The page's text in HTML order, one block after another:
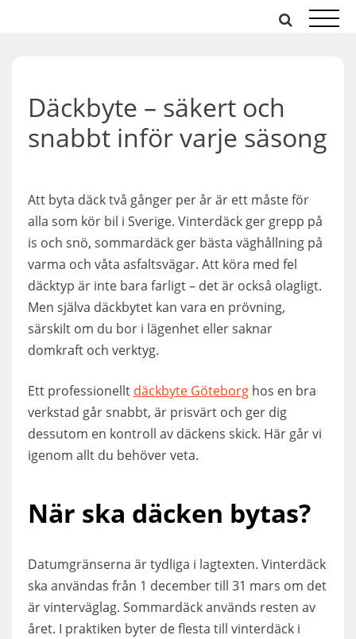
Däckbyte – säkert och
snabbt inför varje säsong
Att byta däck två gånger per år är ett måste för
alla som kör bil i Sverige. Vinterdäck ger grepp på
is och snö, sommardäck ger bästa väghållning på
varma och våta asfaltsvägar. Att köra med fel
däcktyp är inte bara farligt – det är också olagligt.
Men själva däckbytet kan vara en prövning,
särskilt om du bor i lägenhet eller saknar
domkraft och verktyg.
Ett professionellt däckbyte Göteborg hos en bra
verkstad går snabbt, är prisvärt och ger dig
dessutom en kontroll av däckens skick. Här går vi
igenom allt du behöver veta.
När ska däcken bytas?
Datumgränserna är tydliga i lagtexten. Vinterdäck
ska användas från 1 december till 31 mars om det
är vinterväglag. Sommardäck används resten av
året. I praktiken byter de flesta till vinterdäck i